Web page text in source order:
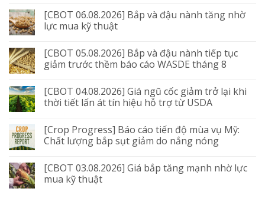
[CBOT 06.08.2026] Bắp và đậu nành tăng nhờ
lực mua kỹ thuật
[CBOT 05.08.2026] Bắp và đậu nành tiếp tục
giảm trước thềm báo cáo WASDE tháng 8
[CBOT 04.08.2026] Giá ngũ cốc giảm trở lại khi
thời tiết lấn át tín hiệu hỗ trợ từ USDA
[Crop Progress] Báo cáo tiến độ mùa vụ Mỹ:
Chất lượng bắp sụt giảm do nắng nóng
[CBOT 03.08.2026] Giá bắp tăng mạnh nhờ lực
mua kỹ thuật